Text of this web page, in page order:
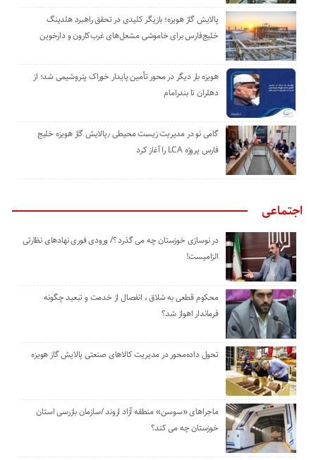
پالایش گاز هویزه؛ بازیگر کلیدی در تحقق راهبرد هلدینگ
خلیج‌فارس برای خاموشی مشعل‌های غرب‌کارون و دارخوین
هویزه بار دیگر در محور تأمین پایدار خوراک پتروشیمی شد؛ از
دهلران تا بندرامام
گامی نو در مدیریت زیست ‌محیطی ٫پالایش گاز هویزه خلیج
‌فارس پروژه LCA را آغاز کرد
اجتماعی
در نوسازی خوزستان چه می گذرد ؟/ ورودی فوری نهادهای نظارتی
الزامیست!
محکوم قطعی به شلاق ، انفصال از خدمت و تبعید چگونه
فرماندار اهواز شد؟
تحول داده‌محور در مدیریت کالاهای صنعتی پالایش گاز هویزه
ماجراهای «سوسن» منطقه آزاد اروند /سازمان بازرسی استان
خوزستان چه می کند؟